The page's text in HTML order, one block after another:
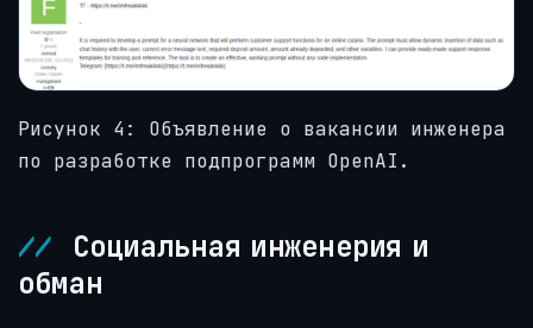
Рисунок 4: Объявление о вакансии инженера
по разработке подпрограмм OpenAI.
Социальная инженерия и
обман